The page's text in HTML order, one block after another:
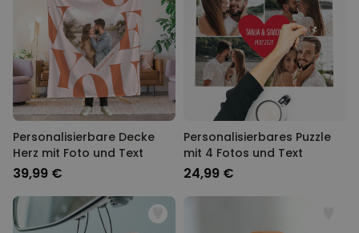
Personalisierbar
Personalisierbares Handtuch
mit Getränken und Spruch
über 10.000
mal gekauft
34,99 €
Personalisierbar
Fotodecke mit Gesicht
über 2.000
39,99 €
Personalisierbar
Personalisierbare
Champagnerschale mit Text
Personalisierbare Decke
Herz mit Foto und Text
39,99 €
Personalisierbares Puzzle
mit 4 Fotos und Text
24,99 €